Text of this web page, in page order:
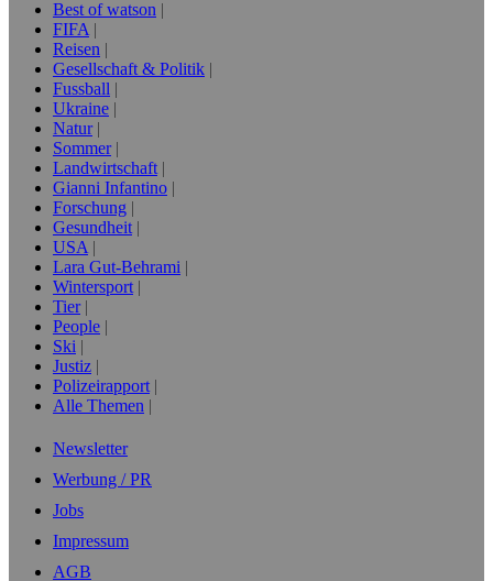
Best of watson
FIFA
Reisen
Gesellschaft & Politik
Fussball
Ukraine
Natur
Sommer
Landwirtschaft
Gianni Infantino
Forschung
Gesundheit
USA
Lara Gut-Behrami
Wintersport
Tier
People
Ski
Justiz
Polizeirapport
Alle Themen
Newsletter
Werbung / PR
Jobs
Impressum
AGB